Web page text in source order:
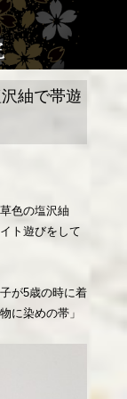
紬で帯遊
色の塩沢紬
ト遊びをして
が5歳の時に着
に染めの帯」